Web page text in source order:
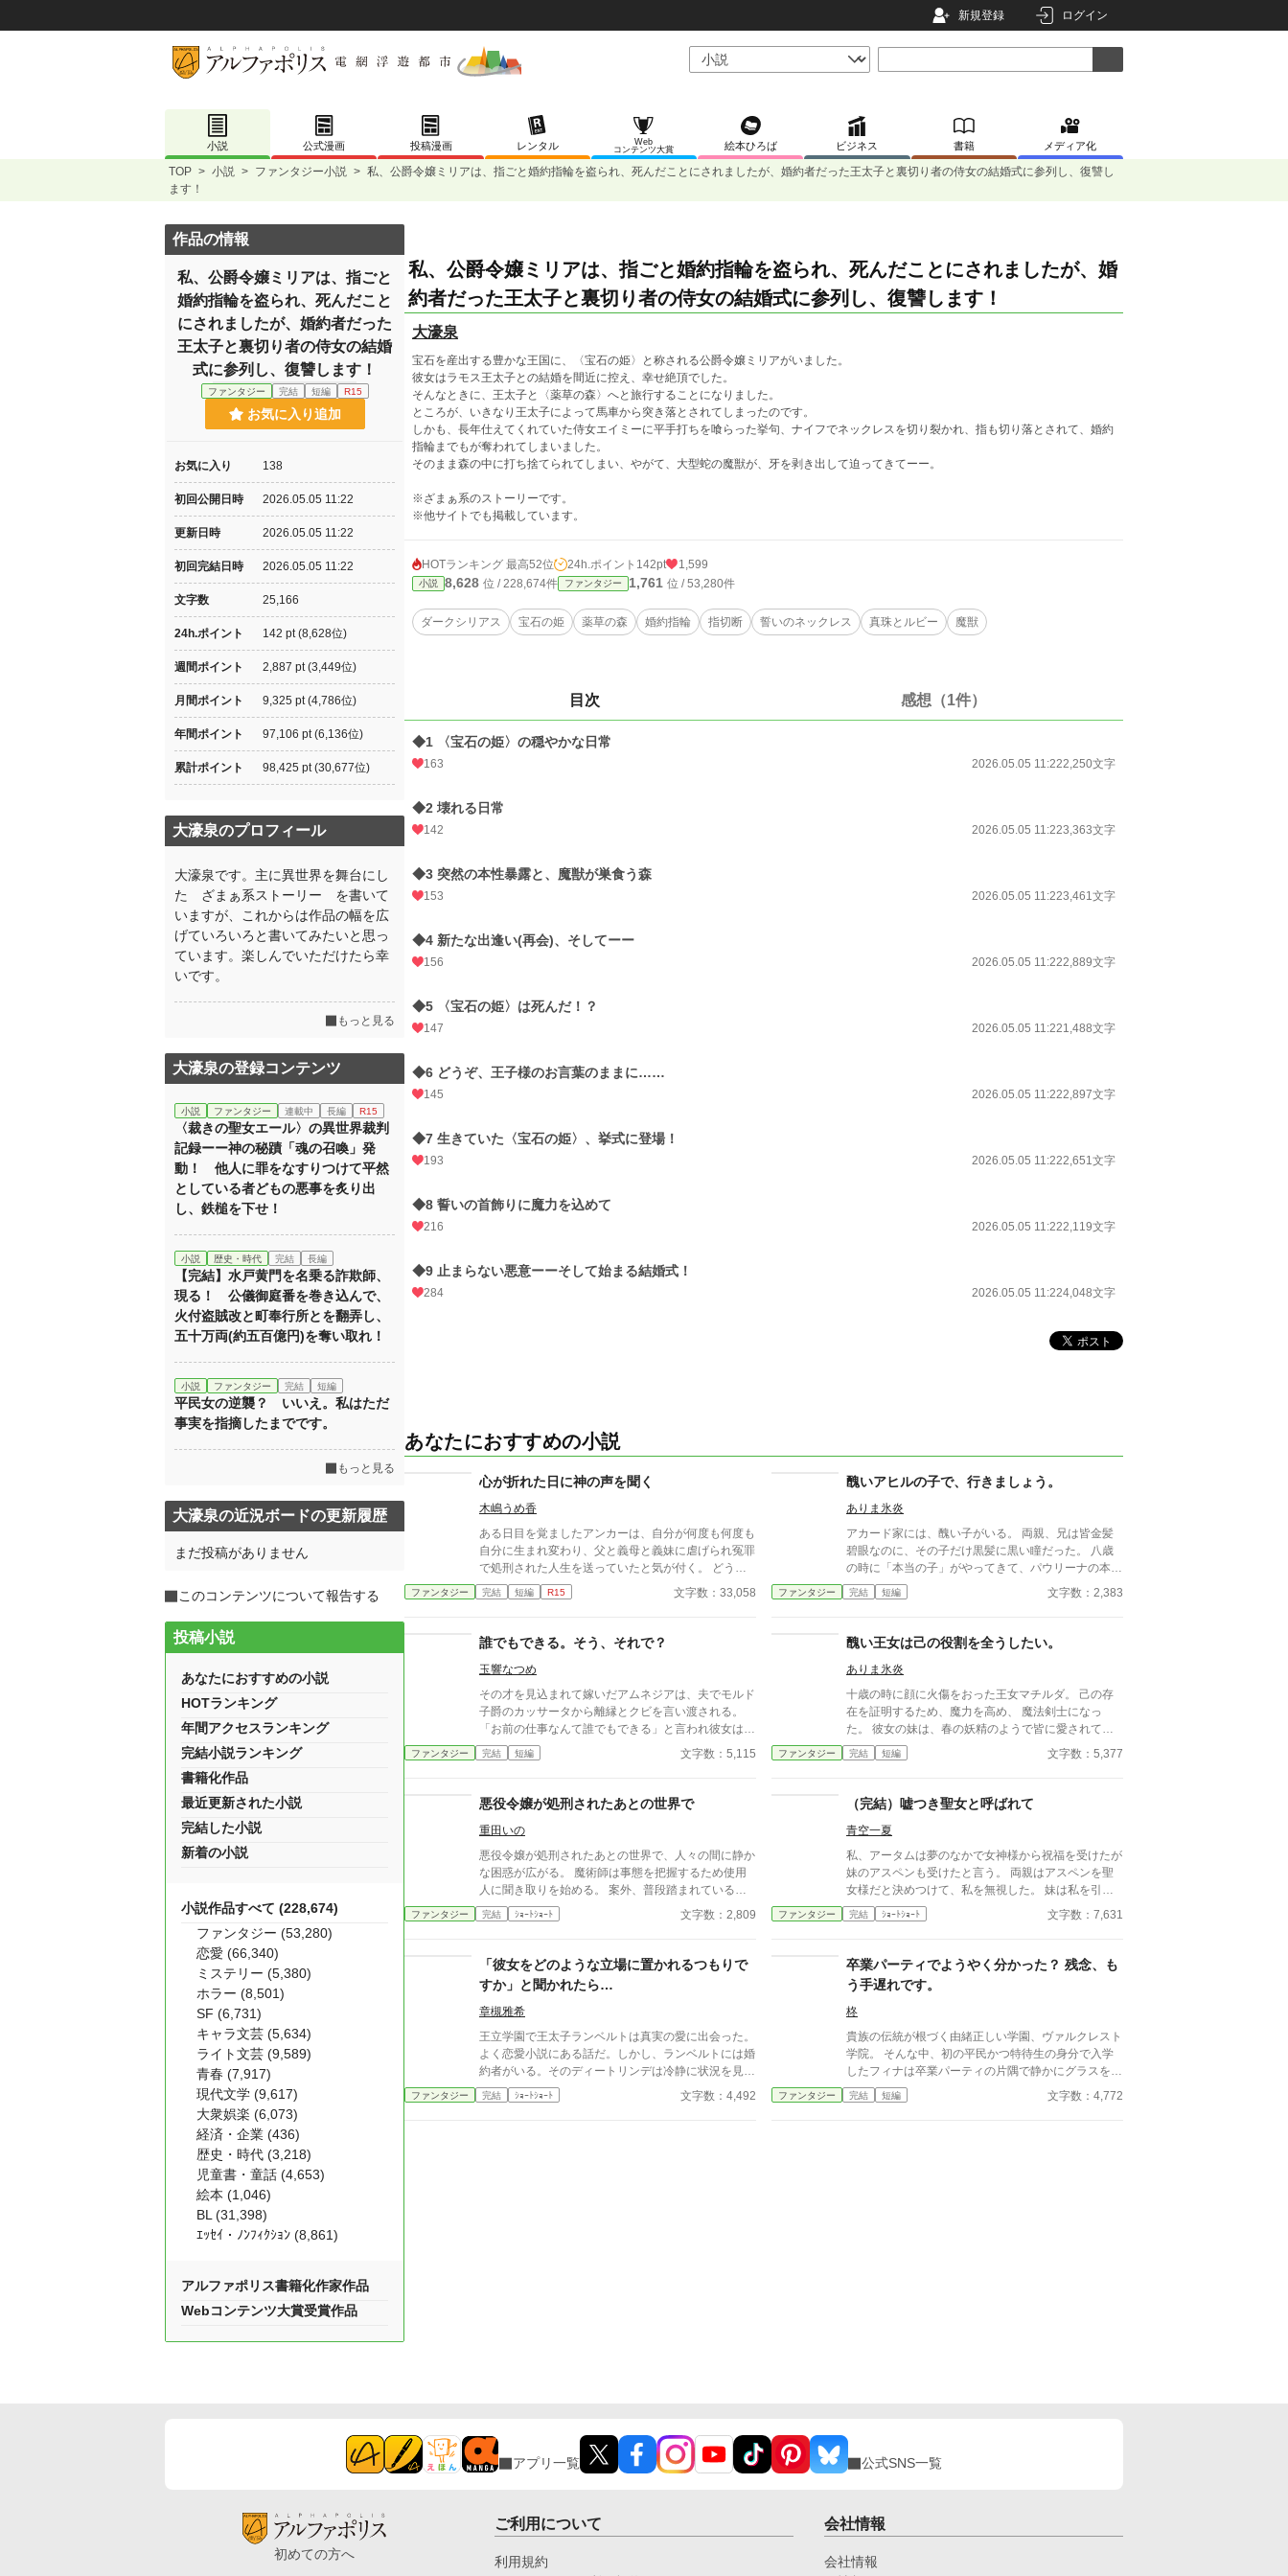
新規登録 ログイン
小説 公式漫画 投稿漫画 レンタル
Web
コンテンツ大賞
絵本ひろば ビジネス 書籍 メディア化
TOP > 小説 > ファンタジー小説 > 私、公爵令嬢ミリアは、指ごと婚約指輪を盗られ、死んだことにされましたが、婚約者だった王太子と裏切り者の侍女の結婚式に参列し、復讐し
ます！
私、公爵令嬢ミリアは、指ごと婚約指輪を盗られ、死んだことにされましたが、婚
約者だった王太子と裏切り者の侍女の結婚式に参列し、復讐します！
大濠泉
宝石を産出する豊かな王国に、〈宝石の姫〉と称される公爵令嬢ミリアがいました。
彼女はラモス王太子との結婚を間近に控え、幸せ絶頂でした。
そんなときに、王太子と〈薬草の森〉へと旅行することになりました。
ところが、いきなり王太子によって馬車から突き落とされてしまったのです。
しかも、長年仕えてくれていた侍女エイミーに平手打ちを喰らった挙句、ナイフでネックレスを切り裂かれ、指も切り落とされて、婚約
指輪までもが奪われてしまいました。
そのまま森の中に打ち捨てられてしまい、やがて、大型蛇の魔獣が、牙を剥き出して迫ってきてーー。
※ざまぁ系のストーリーです。
※他サイトでも掲載しています。
HOTランキング 最高52位 24h.ポイント 142pt 1,599
小説 8,628 位 / 228,674件 ファンタジー 1,761 位 / 53,280件
ダークシリアス 宝石の姫 薬草の森 婚約指輪 指切断 誓いのネックレス 真珠とルビー 魔獣
目次 感想（1件）
◆1 〈宝石の姫〉の穏やかな日常
163 2026.05.05 11:222,250文字
◆2 壊れる日常
142 2026.05.05 11:223,363文字
◆3 突然の本性暴露と、魔獣が巣食う森
153 2026.05.05 11:223,461文字
◆4 新たな出逢い(再会)、そしてーー
156 2026.05.05 11:222,889文字
◆5 〈宝石の姫〉は死んだ！？
147 2026.05.05 11:221,488文字
◆6 どうぞ、王子様のお言葉のままに……
145 2026.05.05 11:222,897文字
◆7 生きていた〈宝石の姫〉、挙式に登場！
193 2026.05.05 11:222,651文字
◆8 誓いの首飾りに魔力を込めて
216 2026.05.05 11:222,119文字
◆9 止まらない悪意ーーそして始まる結婚式！
284 2026.05.05 11:224,048文字
あなたにおすすめの小説
心が折れた日に神の声を聞く
木嶋うめ香
ある日目を覚ましたアンカーは、自分が何度も何度も
自分に生まれ変わり、父と義母と義妹に虐げられ冤罪
で処刑された人生を送っていたと気が付く。 どうし
て何度も生まれ変わっているの、もう繰り返したくな
い、生まれ変わりたくなんてない。 何度生まれ変わ
る。 絶望のあまり、アンカーは自ら命を断とうとし
た瞬間、神の声を聞く。 没ネタ供養、第二弾の短編
です。
ファンタジー 完結 短編 R15 文字数：33,058
醜いアヒルの子で、行きましょう。
ありま氷炎
アカード家には、醜い子がいる。 両親、兄は皆金髪
碧眼なのに、その子だけ黒髪に黒い瞳だった。 八歳
の時に「本当の子」がやってきて、パウリーナの本当
の物語が始まる。 恋愛要素薄い、テンプレは全くか
すっておりません。 なんちゃってファンタジーか
ファンタジー 完結 短編 文字数：2,383
誰でもできる。そう、それで？
玉響なつめ
その才を見込まれて嫁いだアムネジアは、夫でモルド
子爵のカッサータから離縁とクビを言い渡される。
「お前の仕事なんて誰でもできる」と言われ彼女は出
て行った。 その後、カッサータはどうなったのか？
※小説家になろう・カクヨムでも公開しています
ファンタジー 完結 短編 文字数：5,115
醜い王女は己の役割を全うしたい。
ありま氷炎
十歳の時に顔に火傷をおった王女マチルダ。 己の存
在を証明するため、魔力を高め、 魔法剣士になっ
た。 彼女の妹は、春の妖精のようで皆に愛されて
る。 妹見るたびに、どす黒い感情が吹き出し、さら
に己の醜さを自覚する。 騎士団で、魔獣狩りで名声
ことになり……。
ファンタジー 完結 短編 文字数：5,377
悪役令嬢が処刑されたあとの世界で
重田いの
悪役令嬢が処刑されたあとの世界で、人々の間に静か
な困惑が広がる。 魔術師は事態を把握するため使用
人に聞き取りを始める。 案外、普段踏まれている側
の人々の方が真実を理解しているものである。
ファンタジー 完結 ｼｮｰﾄｼｮｰﾄ 文字数：2,809
（完結）嘘つき聖女と呼ばれて
青空一夏
私、アータムは夢のなかで女神様から祝福を受けたが
妹のアスペンも受けたと言う。 両親はアスペンを聖
女様だと決めつけて、私を無視した。 妹は私を引き
立て役に使うと言い出し両親も賛成して…… ゆるふ
わ設定ご都合主義です。
ファンタジー 完結 ｼｮｰﾄｼｮｰﾄ 文字数：7,631
「彼女をどのような立場に置かれるつもりで
すか」と聞かれたら…
章槻雅希
王立学園で王太子ランベルトは真実の愛に出会った。
よく恋愛小説にある話だ。しかし、ランベルトには婚
約者がいる。そのディートリンデは冷静に状況を見て
いた。真実の愛の相手ピーアに警告することもなく、
ランベルトに諫言もしない。だが、ディートリンデは
ファンタジー 完結 ｼｮｰﾄｼｮｰﾄ 文字数：4,492
卒業パーティでようやく分かった？ 残念、も
う手遅れです。
柊
貴族の伝統が根づく由緒正しい学園、ヴァルクレスト
学院。 そんな中、初の平民かつ特待生の身分で入学
したフィナは卒業パーティの片隅で静かにグラスを傾
けていた。 すると隣国クロニア帝国の王太子ノアデ
ィス・アウレストが会場へとやってきて……。
ファンタジー 完結 短編 文字数：4,772
作品の情報
私、公爵令嬢ミリアは、指ごと
婚約指輪を盗られ、死んだこと
にされましたが、婚約者だった
王太子と裏切り者の侍女の結婚
式に参列し、復讐します！
ファンタジー 完結 短編 R15
お気に入り追加
お気に入り 138
初回公開日時 2026.05.05 11:22
更新日時 2026.05.05 11:22
初回完結日時 2026.05.05 11:22
文字数 25,166
24h.ポイント 142 pt (8,628位)
週間ポイント 2,887 pt (3,449位)
月間ポイント 9,325 pt (4,786位)
年間ポイント 97,106 pt (6,136位)
累計ポイント 98,425 pt (30,677位)
大濠泉のプロフィール
大濠泉です。主に異世界を舞台にし
た ざまぁ系ストーリー を書いて
いますが、これからは作品の幅を広
げていろいろと書いてみたいと思っ
ています。楽しんでいただけたら幸
いです。
もっと見る
大濠泉の登録コンテンツ
小説 ファンタジー 連載中 長編 R15
〈裁きの聖女エール〉の異世界裁判
記録ーー神の秘蹟「魂の召喚」発
動！ 他人に罪をなすりつけて平然
としている者どもの悪事を炙り出
し、鉄槌を下せ！
小説 歴史・時代 完結 長編
【完結】水戸黄門を名乗る詐欺師、
現る！ 公儀御庭番を巻き込んで、
火付盗賊改と町奉行所とを翻弄し、
五十万両(約五百億円)を奪い取れ！
小説 ファンタジー 完結 短編
平民女の逆襲？ いいえ。私はただ
事実を指摘したまでです。
もっと見る
大濠泉の近況ボードの更新履歴
まだ投稿がありません
このコンテンツについて報告する
投稿小説
あなたにおすすめの小説
HOTランキング
年間アクセスランキング
完結小説ランキング
書籍化作品
最近更新された小説
完結した小説
新着の小説
小説作品すべて (228,674)
ファンタジー (53,280)
恋愛 (66,340)
ミステリー (5,380)
ホラー (8,501)
SF (6,731)
キャラ文芸 (5,634)
ライト文芸 (9,589)
青春 (7,917)
現代文学 (9,617)
大衆娯楽 (6,073)
経済・企業 (436)
歴史・時代 (3,218)
児童書・童話 (4,653)
絵本 (1,046)
BL (31,398)
ｴｯｾｲ・ﾉﾝﾌｨｸｼｮﾝ (8,861)
アルファポリス書籍化作家作品
Webコンテンツ大賞受賞作品
アプリ一覧 公式SNS一覧
初めての方へ
ご利用について
利用規約
会社情報
会社情報